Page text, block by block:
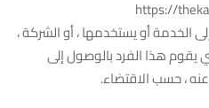
الخدمة أو يستخدمها ، أو الشركة ،
يقوم هذا الفرد بالوصول إلى
، حسب الاقتضاء.